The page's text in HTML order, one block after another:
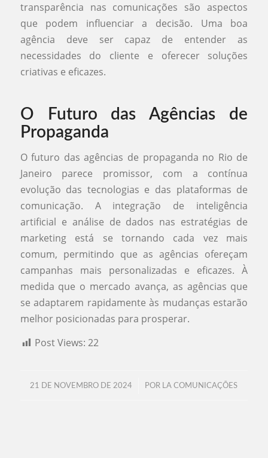
transparência nas comunicações são aspectos
que podem influenciar a decisão. Uma boa
agência deve ser capaz de entender as
necessidades do cliente e oferecer soluções
criativas e eficazes.
O Futuro das Agências de
Propaganda
O futuro das agências de propaganda no Rio de
Janeiro parece promissor, com a contínua
evolução das tecnologias e das plataformas de
comunicação. A integração de inteligência
artificial e análise de dados nas estratégias de
marketing está se tornando cada vez mais
comum, permitindo que as agências ofereçam
campanhas mais personalizadas e eficazes. À
medida que o mercado avança, as agências que
se adaptarem rapidamente às mudanças estarão
melhor posicionadas para prosperar.
Post Views: 22
21 DE NOVEMBRO DE 2024
/ POR LA COMUNICAÇÕES